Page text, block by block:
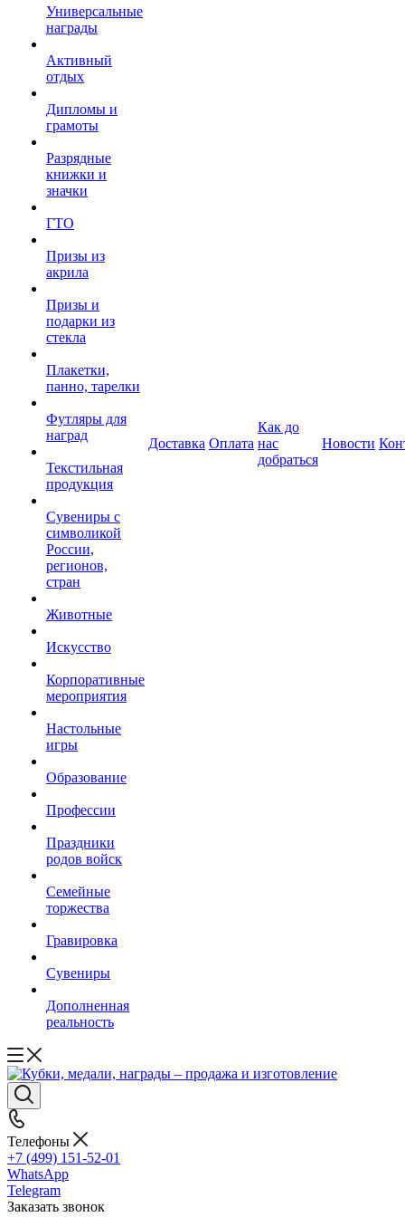
Универсальные
награды
Активный
отдых
Дипломы и
грамоты
Разрядные
книжки и
значки
ГТО
Призы из
акрила
Призы и
подарки из
стекла
Плакетки,
панно, тарелки
Футляры для
наград
Текстильная
продукция
Сувениры с
символикой
России,
регионов,
стран
Животные
Искусство
Корпоративные
мероприятия
Настольные
игры
Образование
Профессии
Праздники
родов войск
Семейные
торжества
Гравировка
Сувениры
Дополненная
реальность
Доставка Оплата
Как до
нас
добраться
Новости
Телефоны
+7 (499) 151-52-01
WhatsApp
Telegram
Заказать звонок